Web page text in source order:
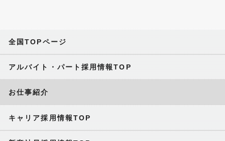
全国TOPページ
アルバイト・パート採用情報TOP
お仕事紹介
キャリア採用情報TOP